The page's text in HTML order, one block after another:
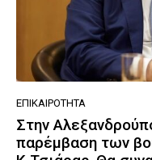
ΕΠΙΚΑΙΡΌΤΗΤΑ
Στην
παρέμβαση των